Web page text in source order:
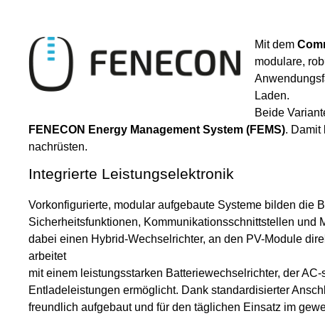
Mit dem
modulare,
Laden.
Beide
FENECON Energy Management System (FEMS). Damit
nachrüsten.
Integrierte Leistungselektronik
Vorkonfigurierte, modular aufgebaute Systeme bilden die
Sicherheitsfunktionen, Kommunikationsschnittstellen und
dabei einen Hybrid-Wechselrichter, an den PV-Module
arbeitet
mit einem leistungsstarken Batteriewechselrichter, der
Entladeleistungen ermöglicht. Dank standardisierter
freundlich aufgebaut und für den täglichen Einsatz im